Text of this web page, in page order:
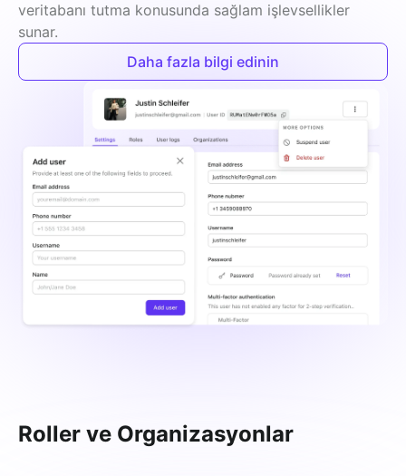
veritabanı tutma konusunda sağlam işlevsellikler
sunar.
Daha fazla bilgi edinin
Roller ve Organizasyonlar